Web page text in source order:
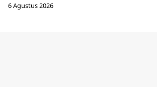
6 Agustus 2026